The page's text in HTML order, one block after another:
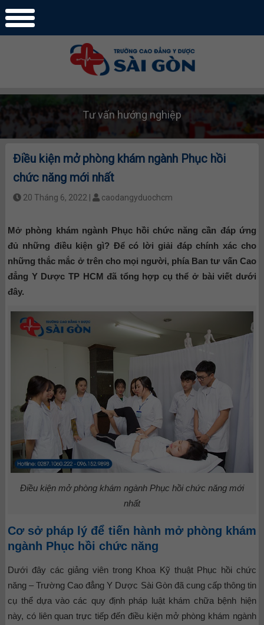
Tư vấn hướng nghiệp
Điều kiện mở phòng khám ngành Phục hồi
chức năng mới nhất
20 Tháng 6, 2022 | caodangyduochcm
Mở phòng khám ngành Phục hồi chức năng cần đáp ứng
đủ những điều kiện gì? Để có lời giải đáp chính xác cho
những thắc mắc ở trên cho mọi người, phía Ban tư vấn Cao
đẳng Y Dược TP HCM đã tổng hợp cụ thể ở bài viết dưới
đây.
Điều kiện mở phòng khám ngành Phục hồi chức năng mới
nhất
Cơ sở pháp lý để tiến hành mở phòng khám
ngành Phục hồi chức năng
Dưới đây các giảng viên trong Khoa Kỹ thuật Phục hồi chức
năng – Trường Cao đẳng Y Dược Sài Gòn đã cung cấp thông tin
cụ thể dựa vào các quy định pháp luật khám chữa bệnh hiện
này, có liên quan trực tiếp đến điều kiện mở phòng khám ngành